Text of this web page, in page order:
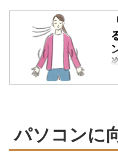
パソコンに